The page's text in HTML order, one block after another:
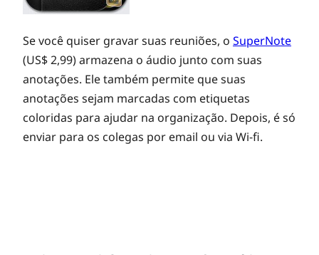
Se você quiser gravar suas reuniões, o SuperNote
(US$ 2,99) armazena o áudio junto com suas
anotações. Ele também permite que suas
anotações sejam marcadas com etiquetas
coloridas para ajudar na organização. Depois, é só
enviar para os colegas por email ou via Wi-fi.